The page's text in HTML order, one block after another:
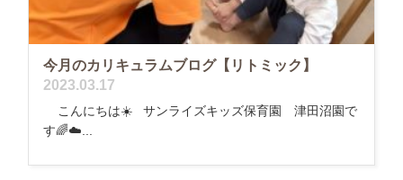
今月のカリキュラムブログ【リトミック】
2023.03.17
こんにちは☀️ サンライズキッズ保育園 津田沼園で
す🌈☁️...